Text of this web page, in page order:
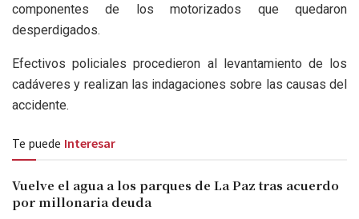
componentes de los motorizados que quedaron
desperdigados.
Efectivos policiales procedieron al levantamiento de los
cadáveres y realizan las indagaciones sobre las causas del
accidente.
Te puede Interesar
Vuelve el agua a los parques de La Paz tras acuerdo
por millonaria deuda